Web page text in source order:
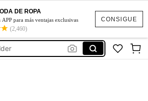
CONSIGUE
DE ROPA
APP para más ventajas exclusivas
(2,460)
Wall